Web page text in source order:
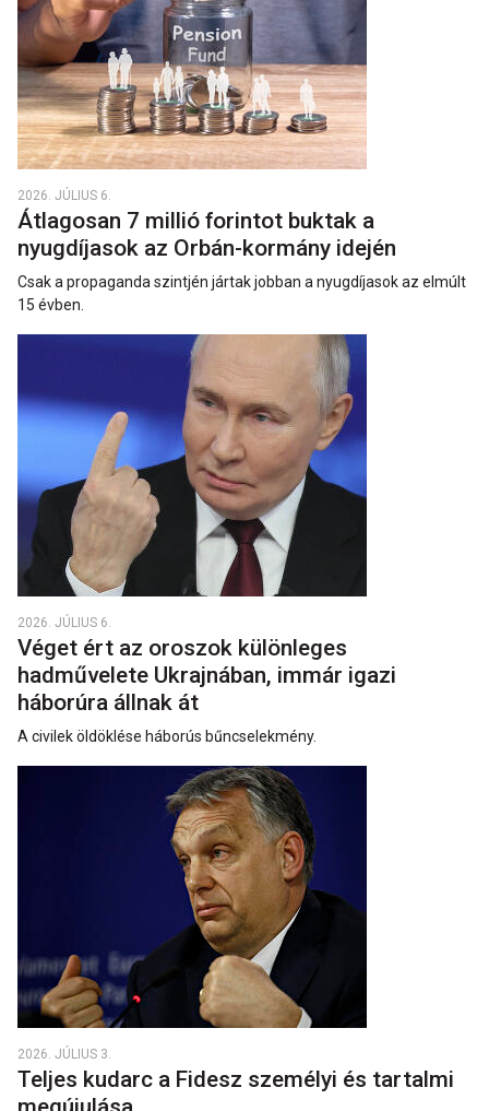
2026. JÚLIUS 6.
Átlagosan 7 millió forintot buktak a
nyugdíjasok az Orbán-kormány idején
Csak a propaganda szintjén jártak jobban a nyugdíjasok az elmúlt
15 évben.
2026. JÚLIUS 6.
Véget ért az oroszok különleges
hadművelete Ukrajnában, immár igazi
háborúra állnak át
A civilek öldöklése háborús bűncselekmény.
2026. JÚLIUS 3.
Teljes kudarc a Fidesz személyi és tartalmi